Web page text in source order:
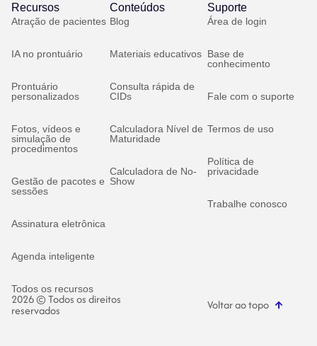
Recursos
Atração de pacientes
IA no prontuário
Prontuário
personalizados
Fotos, vídeos e
simulação de
procedimentos
Gestão de pacotes e
sessões
Assinatura eletrônica
Agenda inteligente
Todos os recursos
Conteúdos
Blog
Materiais educativos
Consulta rápida de
CIDs
Calculadora Nível de
Maturidade
Calculadora de No-
Show
Suporte
Área de login
Base de
conhecimento
Fale com o suporte
Termos de uso
Política de
privacidade
Trabalhe conosco
2026 © Todos os direitos
reservados Voltar ao topo